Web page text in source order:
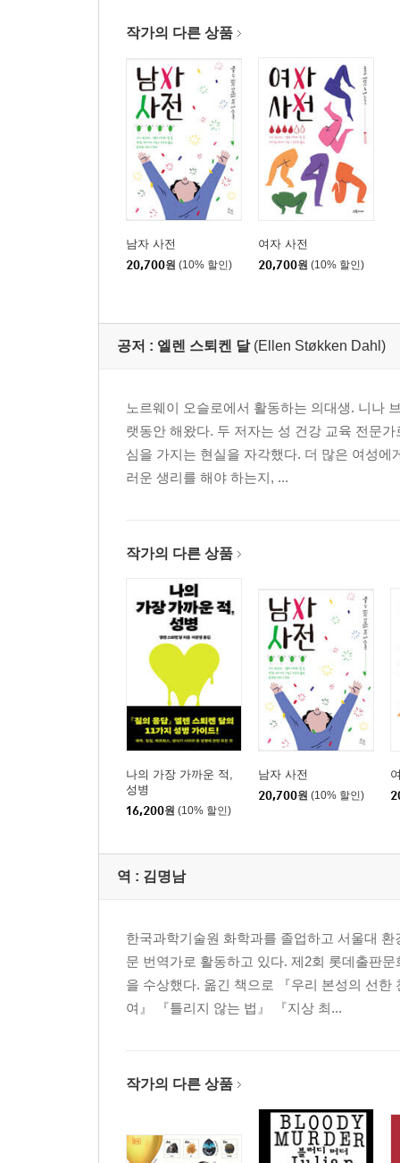
작가의 다른 상품
남자 사전
20,700원 (10% 할인)
여자 사전
20,700원 (10% 할인)
공저 : 엘렌 스퇴켄 달 (Ellen Støkken Dahl)
노르웨이 오슬로에서 활동하는 의대생. 니나
랫동안 해왔다. 두 저자는 성 건강 교육 전문
심을 가지는 현실을 자각했다. 더 많은 여성
러운 생리를 해야 하는지, ...
작가의 다른 상품
나의 가장 가까운 적,
성병
16,200원 (10% 할인)
남자 사전
20,700원 (10% 할인)
역 : 김명남
한국과학기술원 화학과를 졸업하고 서울대
문 번역가로 활동하고 있다. 제2회 롯데출판
을 수상했다. 옮긴 책으로 『우리 본성의 선
여』 『틀리지 않는 법』 『지상 최...
작가의 다른 상품